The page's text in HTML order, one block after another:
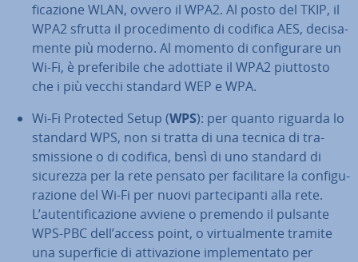
fi­ca­zio­ne WLAN, ovvero il WPA2. Al posto del TKIP, il
WPA2 sfrutta il pro­ce­di­men­to di codifica AES, de­ci­sa­
men­te più moderno. Al momento di con­fi­gu­ra­re un
Wi-Fi, è pre­fe­ri­bi­le che adottiate il WPA2 piuttosto
che i più vecchi standard WEP e WPA.
Wi-Fi Protected Setup (WPS): per quanto riguarda lo
standard WPS, non si tratta di una tecnica di tra­
smis­sio­ne o di codifica, bensì di uno standard di
sicurezza per la rete pensato per fa­ci­li­ta­re la con­fi­gu­
ra­zio­ne del Wi-Fi per nuovi par­te­ci­pan­ti alla rete.
L’au­ten­ti­fi­ca­zio­ne avviene o premendo il pulsante
WPS-PBC dell’access point, o vir­tual­men­te tramite
una su­per­fi­cie di at­ti­va­zio­ne im­ple­men­ta­to per